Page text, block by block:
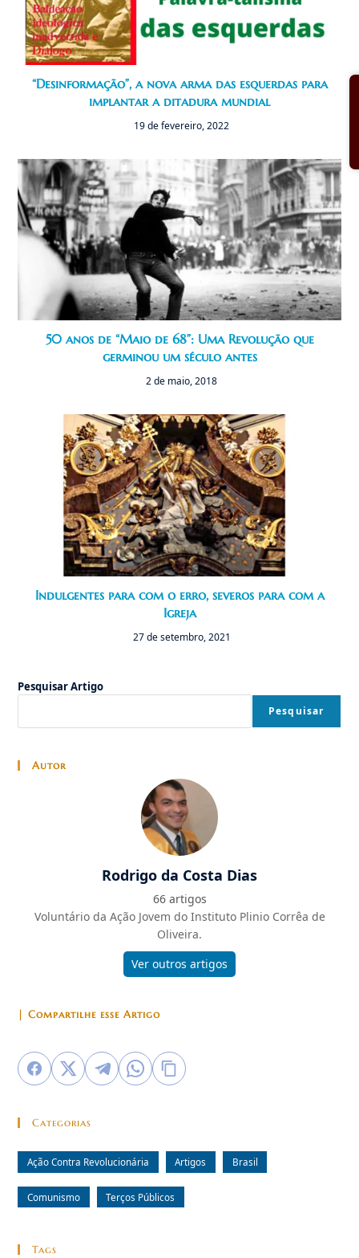
“Desinformação”, a nova arma das esquerdas para
implantar a ditadura mundial
19 de fevereiro, 2022
50 anos de “Maio de 68”: Uma Revolução que
germinou um século antes
2 de maio, 2018
Indulgentes para com o erro, severos para com a
Igreja
27 de setembro, 2021
Pesquisar Artigo
Pesquisar
Autor
Rodrigo da Costa Dias
66 artigos
Voluntário da Ação Jovem do Instituto Plinio Corrêa de
Oliveira.
Ver outros artigos
| Compartilhe esse Artigo
Categorias
Ação Contra Revolucionária Artigos Brasil
Comunismo Terços Públicos
Tags